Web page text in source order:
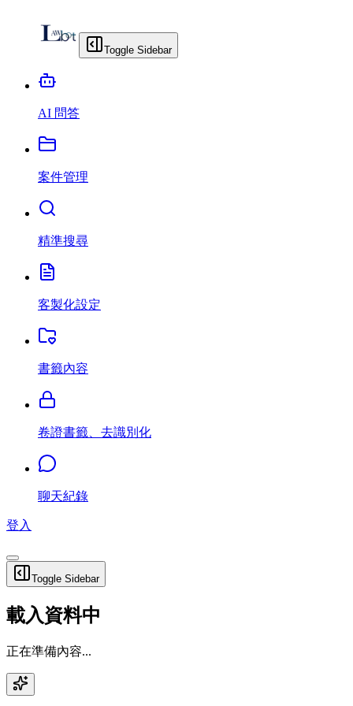
Toggle Sidebar
AI 問答
案件管理
精準搜尋
客製化設定
書籤內容
卷證書籤、去識別化
聊天紀錄
登入
Toggle Sidebar
載入資料中
正在準備內容...